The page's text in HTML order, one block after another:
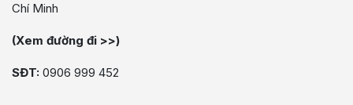
Chí Minh
(Xem đường đi >>)
SĐT: 0906 999 452